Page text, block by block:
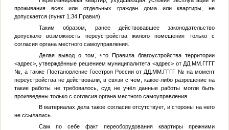
проживания всех или отдельных граждан дома или квартиры, не
допускается (пункт 1.34 Правил).
Таким образом, ранее действовавшее законодательство
допускало возможность переустройства жилого помещения только с
согласия органа местного самоуправления.
Делая вывод о том, что Правила благоустройства территории
<адрес>, утверждённые решением муниципалитета<адрес> от ДД.ММ.ГГГГ
№ , а также Постановление Госстроя России от ДД.ММ.ГГГГ № на момент
переустройства не действовали, в связи с чем, какое-либо разрешение на
такие работы не требовалось, суд не учёл данные работы могли быть
произведены только с согласия органа местного самоуправления.
В материалах дела такое согласие отсутствует, и стороны на него
не ссылались.
Сам по себе факт переоборудования квартиры прежними